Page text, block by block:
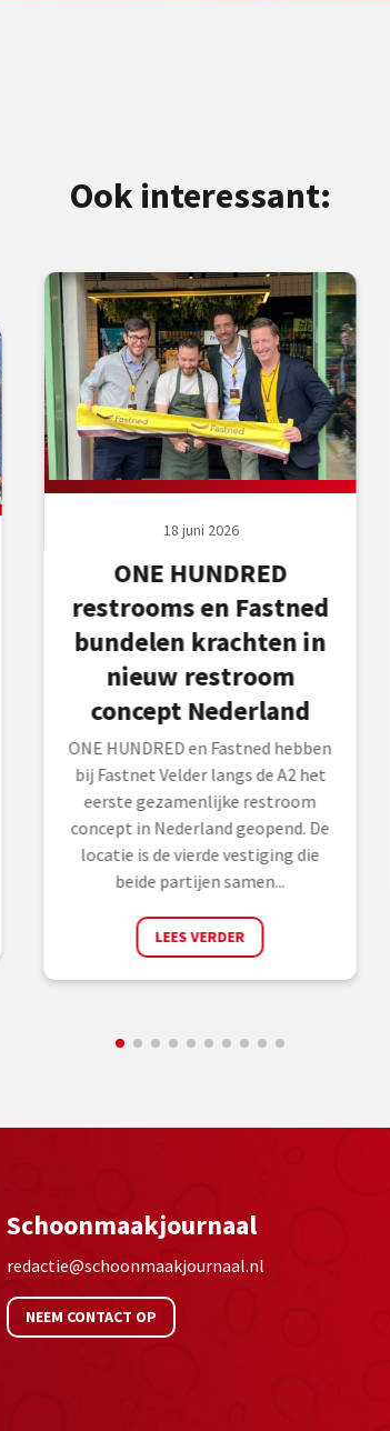
Ook interessant:
18 juni 2026
ONE HUNDRED
restrooms en Fastned
bundelen krachten in
nieuw restroom
concept Nederland
ONE HUNDRED en Fastned hebben
bij Fastnet Velder langs de A2 het
eerste gezamenlijke restroom
concept in Nederland geopend. De
locatie is de vierde vestiging die
beide partijen samen...
LEES VERDER
Schoonmaakjournaal
redactie@schoonmaakjournaal.nl
NEEM CONTACT OP